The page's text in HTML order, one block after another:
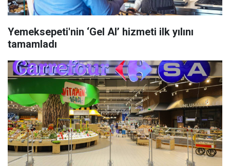
Yemeksepeti'nin ‘Gel Al’ hizmeti ilk yılını
tamamladı